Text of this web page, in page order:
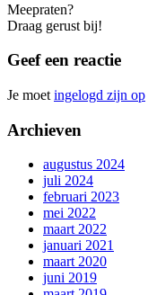
Meepraten?
Draag gerust bij!
Geef een reactie
Je moet ingelogd zijn op
Archieven
augustus 2024
juli 2024
februari 2023
mei 2022
maart 2022
januari 2021
maart 2020
juni 2019